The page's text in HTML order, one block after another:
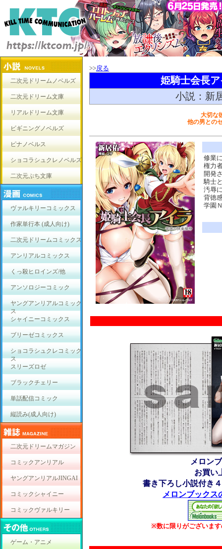
二次元ドリームノベルズ
二次元ドリーム文庫
リアルドリーム文庫
ビギニングノベルズ
ピナノベルス
ショコラシュクレノベルズ
二次元ぷち文庫
ヴァルキリーコミックス
作家単行本 (成人向け)
二次元ドリームコミックス
アンリアルコミックス
くっ殺ヒロインズ/他
アンソロジーコミック
ヤングアンリアルコミック
ス
シャイニーコミックス
ブリーゼコミックス
ショコラシュクレコミック
ス
スリーズロゼ
ブラックチェリー
単話配信コミック
縦読み(成人向け)
二次元ドリームマガジン
コミックアンリアル
ヤングアンリアルJINGAI
コミックシャイニー
コミックヴァルキリー
ゲーム・アニメ
>>戻る
姫騎士会長
小説：新
大切な
他の男との
修業
権力
開発
騎士
汚辱
背徳
学園
メロン
お買い
書き下ろし小説付き
メロンブックス
※数に限りがございま